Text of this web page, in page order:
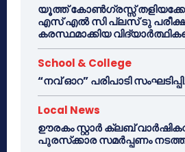
യൂത്ത് കോൺഗ്രസ്സ്
എസ് എൽ സി പ്ലസ് ടു
കരസ്ഥമാക്കിയ
School & College
“നവ് ഓറ” പരിപാടി
Local News
ഊരകം സ്റ്റാർ ക്ലബ്
പുരസ്‌ക്കാര സമർപ്പണം